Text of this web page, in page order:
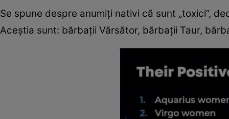
Se spune despre anumiți nativi că sunt „toxici”,
Aceștia sunt: bărbații Vărsător, bărbații Taur,